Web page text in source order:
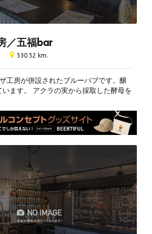
生演奏
カウンター席あり
座敷あり
／五福bar
530.52 km.
工房が併設されたブルーパブです。醸
ます。 アクラの実から採取した酵母を